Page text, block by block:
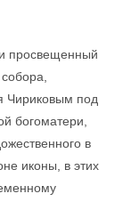
просвещенный
Чириковым под
богоматери,
в
иконы, в этих